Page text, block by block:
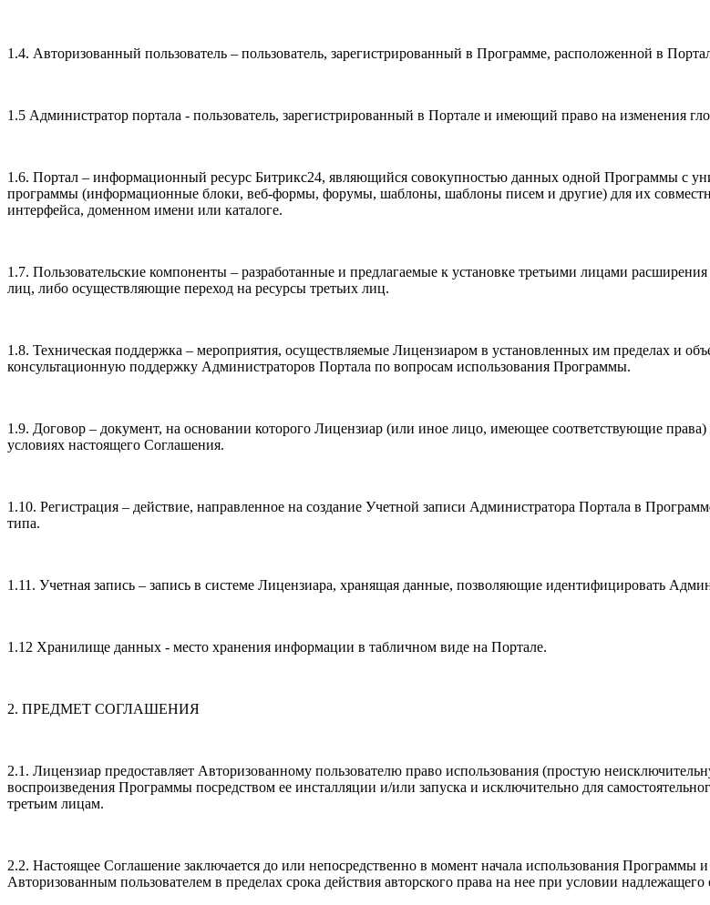
1.4. Авторизованный пользователь – пользователь, зарегистрированный в Программе, расположенной в
1.5 Администратор портала - пользователь, зарегистрированный в Портале и имеющий право на изменения
1.6. Портал – информационный ресурс Битрикс24, являющийся совокупностью данных одной Программы с
программы (информационные блоки, веб-формы, форумы, шаблоны, шаблоны писем и другие) для их
интерфейса, доменном имени или каталоге.
1.7. Пользовательские компоненты – разработанные и предлагаемые к установке третьими лицами
лиц, либо осуществляющие переход на ресурсы третьих лиц.
1.8. Техническая поддержка – мероприятия, осуществляемые Лицензиаром в установленных им пределах и
консультационную поддержку Администраторов Портала по вопросам использования Программы.
1.9. Договор – документ, на основании которого Лицензиар (или иное лицо, имеющее соответствующие
условиях настоящего Соглашения.
1.10. Регистрация – действие, направленное на создание Учетной записи Администратора Портала в
типа.
1.11. Учетная запись – запись в системе Лицензиара, хранящая данные, позволяющие идентифицировать
1.12 Хранилище данных - место хранения информации в табличном виде на Портале.
2. ПРЕДМЕТ СОГЛАШЕНИЯ
2.1. Лицензиар предоставляет Авторизованному пользователю право использования (простую
воспроизведения Программы посредством ее инсталляции и/или запуска и исключительно для
третьим лицам.
2.2. Настоящее Соглашение заключается до или непосредственно в момент начала использования Программы
Авторизованным пользователем в пределах срока действия авторского права на нее при условии